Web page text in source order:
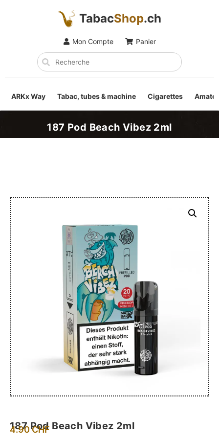
TabacShop.ch
Mon Compte Panier
ARKx Way Tabac, tubes & machine Cigarettes
187 Pod Beach Vibez 2ml
187 Pod Beach Vibez 2ml
4.90CHF